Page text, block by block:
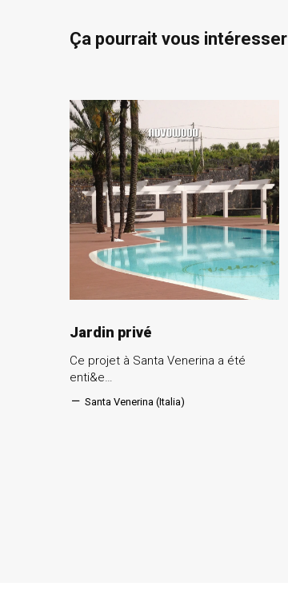
Ça pourrait vous intéresser
Jardin privé
Ce projet à Santa Venerina a été
enti&e…
Santa Venerina (Italia)